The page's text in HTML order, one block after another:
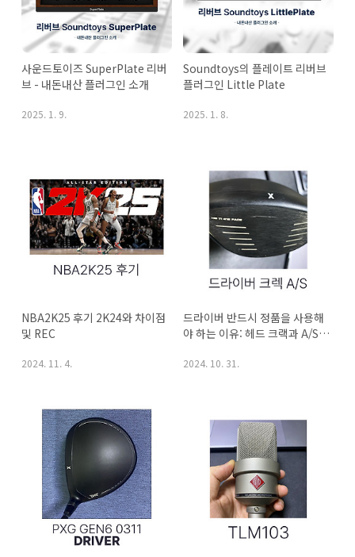
사운드토이즈 SuperPlate 리버
브 - 내돈내산 플러그인 소개
2025. 1. 9.
Soundtoys의 플레이트 리버브
플러그인 Little Plate
2025. 1. 8.
NBA2K25 후기 2K24와 차이점
및 REC
2024. 11. 4.
드라이버 반드시 정품을 사용해
야 하는 이유: 헤드 크랙과 A/S
2024. 10. 31.